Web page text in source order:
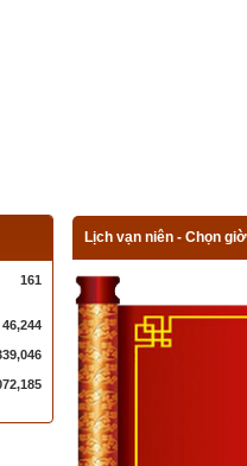
Lịch vạn niên - Chọn
161
46,244